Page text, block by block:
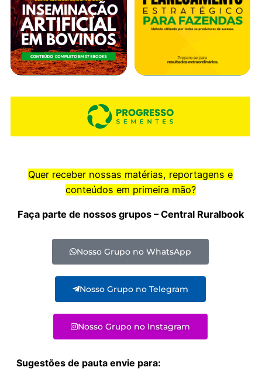
Quer receber nossas matérias, reportagens e
conteúdos em primeira mão?
Faça parte de nossos grupos – Central Ruralbook
Nosso Grupo no WhatsApp
Nosso Grupo no Telegram
Nosso Grupo no Instagram
Sugestões de pauta envie para: